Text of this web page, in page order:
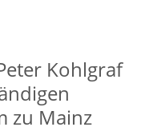
Kohlgraf
zu Mainz